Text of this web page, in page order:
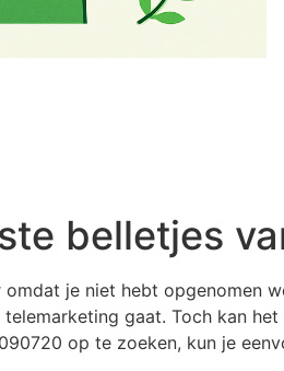
belletjes
je niet hebt opgenomen
gaat. Toch kan
op te zoeken, kun je